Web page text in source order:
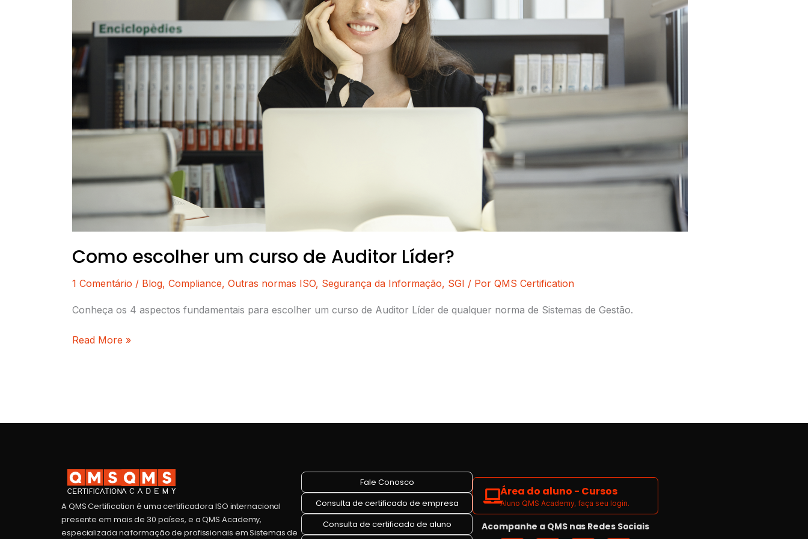
Como escolher um curso de Auditor Líder?
1 Comentário / Blog, Compliance, Outras normas ISO, Segurança da Informação, SGI / Por QMS Certification
Conheça os 4 aspectos fundamentais para escolher um curso de Auditor Líder de qualquer norma de Sistemas de Gestão.
Read More »
A QMS Certification é uma certificadora ISO internacional
presente em mais de 30 países, e a QMS Academy,
especializada na formação de profissionais em Sistemas de
Fale Conosco
Consulta de certificado de empresa
Consulta de certificado de aluno
Área do aluno - Cursos
Aluno QMS Academy, faça seu login.
Acompanhe a QMS nas Redes Sociais